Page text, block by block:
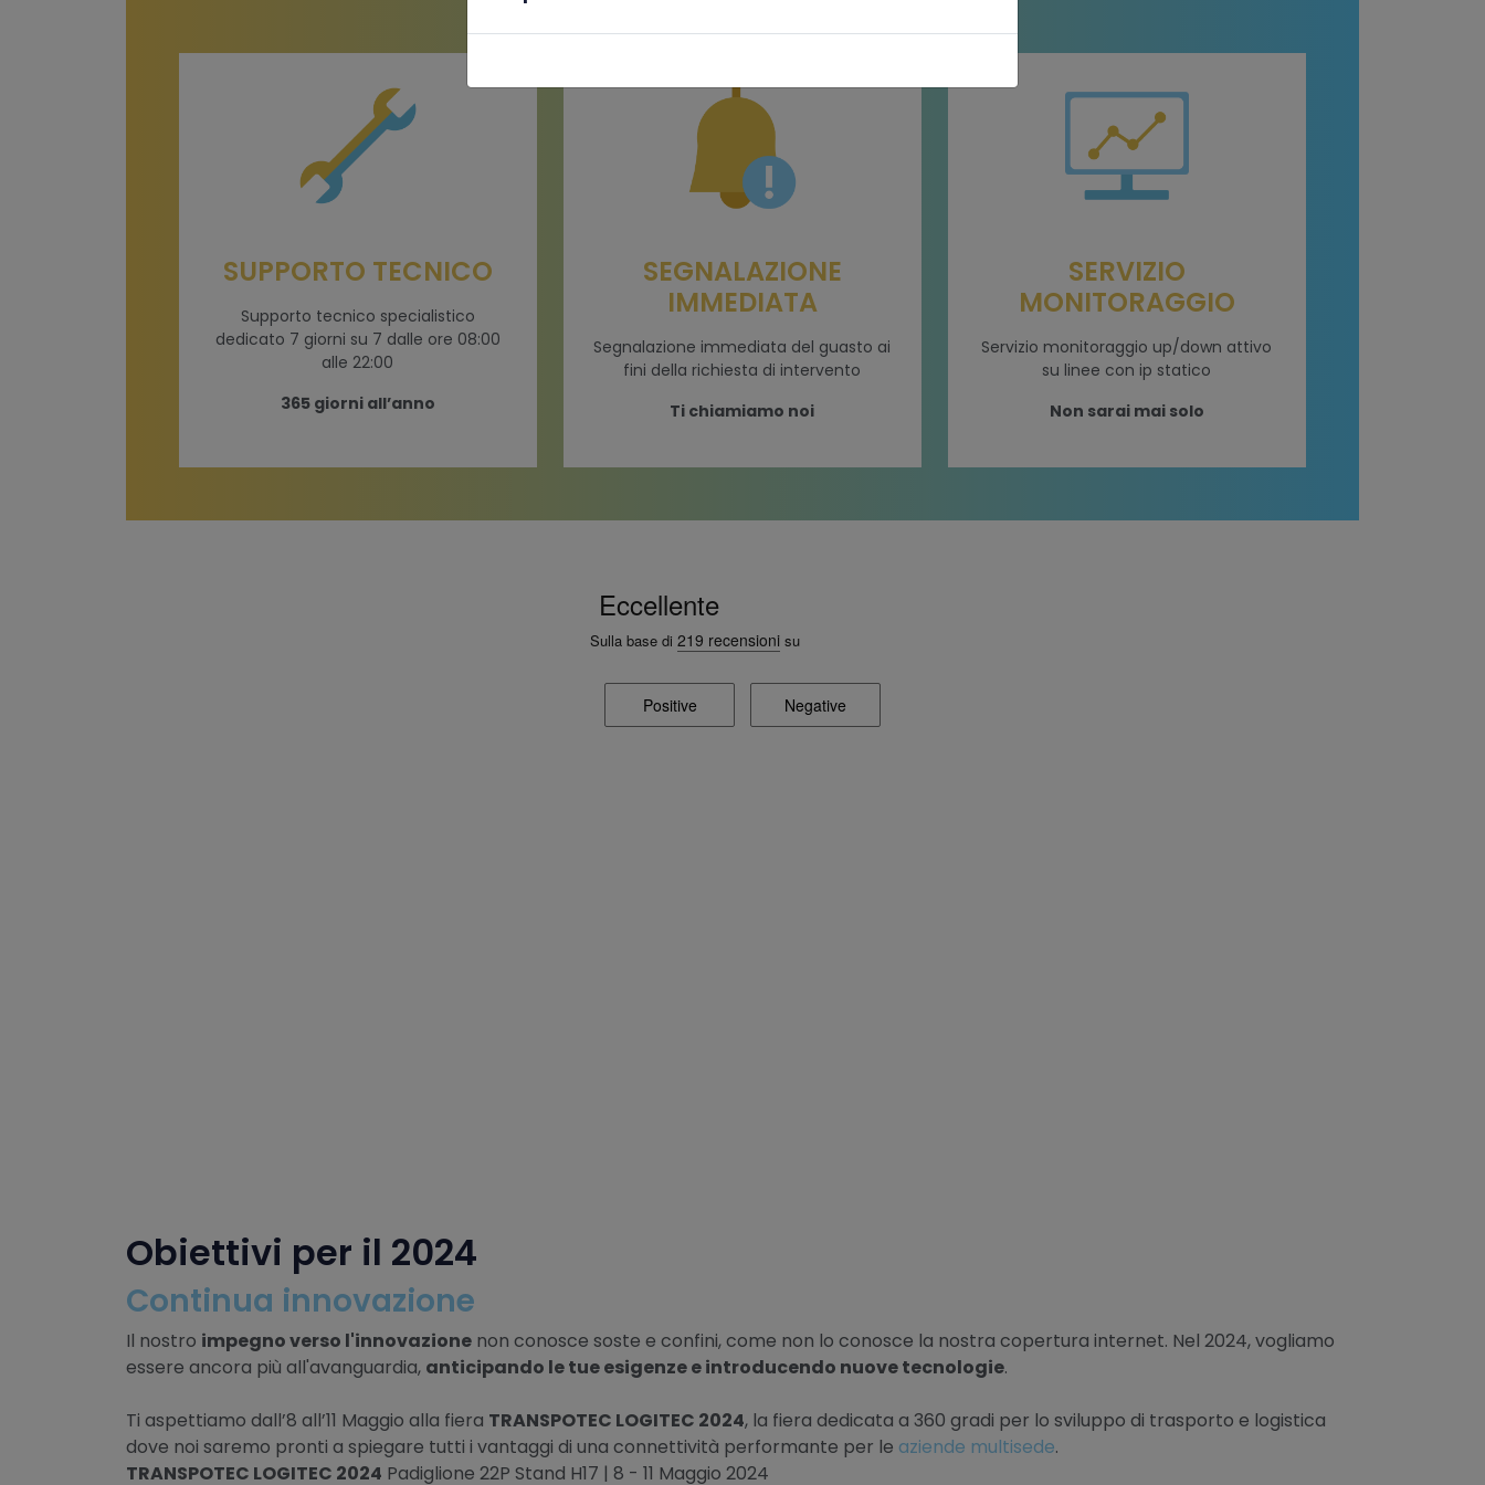
SUPPORTO TECNICO
Supporto tecnico specialistico
dedicato 7 giorni su 7 dalle ore 08:00
alle 22:00
365 giorni all’anno
SEGNALAZIONE
IMMEDIATA
Segnalazione immediata del guasto ai
fini della richiesta di intervento
Ti chiamiamo noi
SERVIZIO
MONITORAGGIO
Servizio monitoraggio up/down attivo
su linee con ip statico
Non sarai mai solo
Obiettivi per il 2024
Continua innovazione
Il nostro impegno verso l'innovazione non conosce soste e confini, come non lo conosce la nostra copertura internet. Nel 2024, vogliamo
essere ancora più all'avanguardia, anticipando le tue esigenze e introducendo nuove tecnologie.
Ti aspettiamo dall’8 all’11 Maggio alla fiera TRANSPOTEC LOGITEC 2024, la fiera dedicata a 360 gradi per lo sviluppo di trasporto e logistica
dove noi saremo pronti a spiegare tutti i vantaggi di una connettività performante per le aziende multisede.
TRANSPOTEC LOGITEC 2024 Padiglione 22P Stand H17 | 8 - 11 Maggio 2024